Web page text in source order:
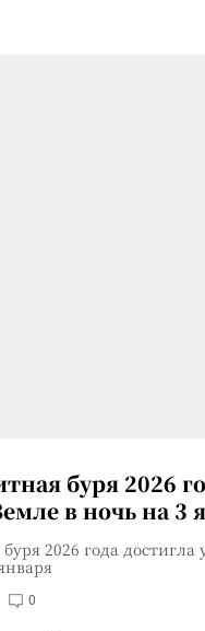
буря 2026
в ночь на 3
2026 года достигла
0